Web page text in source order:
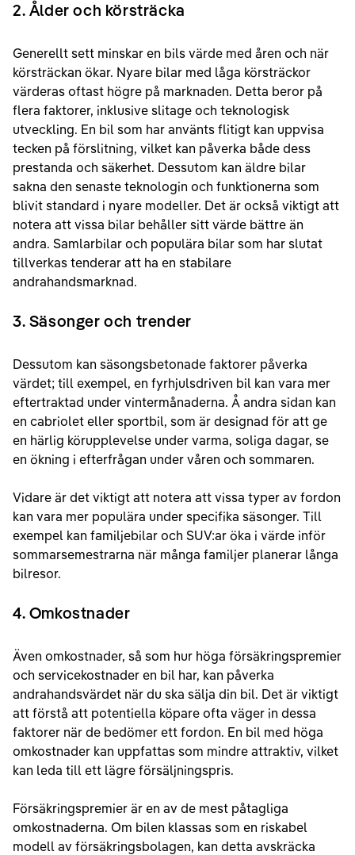
2. Ålder och körsträcka
Generellt sett minskar en bils värde med åren och när
körsträckan ökar. Nyare bilar med låga körsträckor
värderas oftast högre på marknaden. Detta beror på
flera faktorer, inklusive slitage och teknologisk
utveckling. En bil som har använts flitigt kan uppvisa
tecken på förslitning, vilket kan påverka både dess
prestanda och säkerhet. Dessutom kan äldre bilar
sakna den senaste teknologin och funktionerna som
blivit standard i nyare modeller. Det är också viktigt att
notera att vissa bilar behåller sitt värde bättre än
andra. Samlarbilar och populära bilar som har slutat
tillverkas tenderar att ha en stabilare
andrahandsmarknad.
3. Säsonger och trender
Dessutom kan säsongsbetonade faktorer påverka
värdet; till exempel, en fyrhjulsdriven bil kan vara mer
eftertraktad under vintermånaderna. Å andra sidan kan
en cabriolet eller sportbil, som är designad för att ge
en härlig körupplevelse under varma, soliga dagar, se
en ökning i efterfrågan under våren och sommaren.
Vidare är det viktigt att notera att vissa typer av fordon
kan vara mer populära under specifika säsonger. Till
exempel kan familjebilar och SUV:ar öka i värde inför
sommarsemestrarna när många familjer planerar långa
bilresor.
4. Omkostnader
Även omkostnader, så som hur höga försäkringspremier
och servicekostnader en bil har, kan påverka
andrahandsvärdet när du ska sälja din bil. Det är viktigt
att förstå att potentiella köpare ofta väger in dessa
faktorer när de bedömer ett fordon. En bil med höga
omkostnader kan uppfattas som mindre attraktiv, vilket
kan leda till ett lägre försäljningspris.
Försäkringspremier är en av de mest påtagliga
omkostnaderna. Om bilen klassas som en riskabel
modell av försäkringsbolagen, kan detta avskräcka